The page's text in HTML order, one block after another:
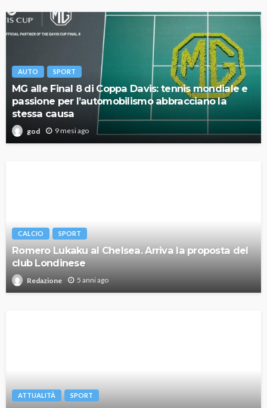
AUTO SPORT
MG alle Final 8 di Coppa Davis: tennis mondiale e
passione per l’automobilismo abbracciano la
stessa causa
god 9 mesi ago
CALCIO SPORT
Romero Lukaku al Chelsea. Arriva la proposta del
club Londinese
Redazione 5 anni ago
ATTUALITÀ SPORT